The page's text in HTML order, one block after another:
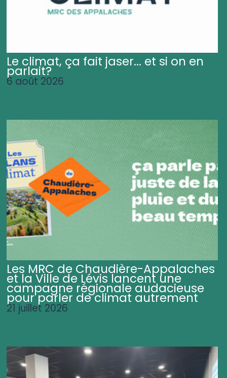
Le climat, ça fait jaser... et si on en
parlait?
6 août 2026
Les MRC de Chaudière-Appalaches
et la Ville de Lévis lancent une
campagne régionale audacieuse
pour parler de climat autrement
21 juillet 2026